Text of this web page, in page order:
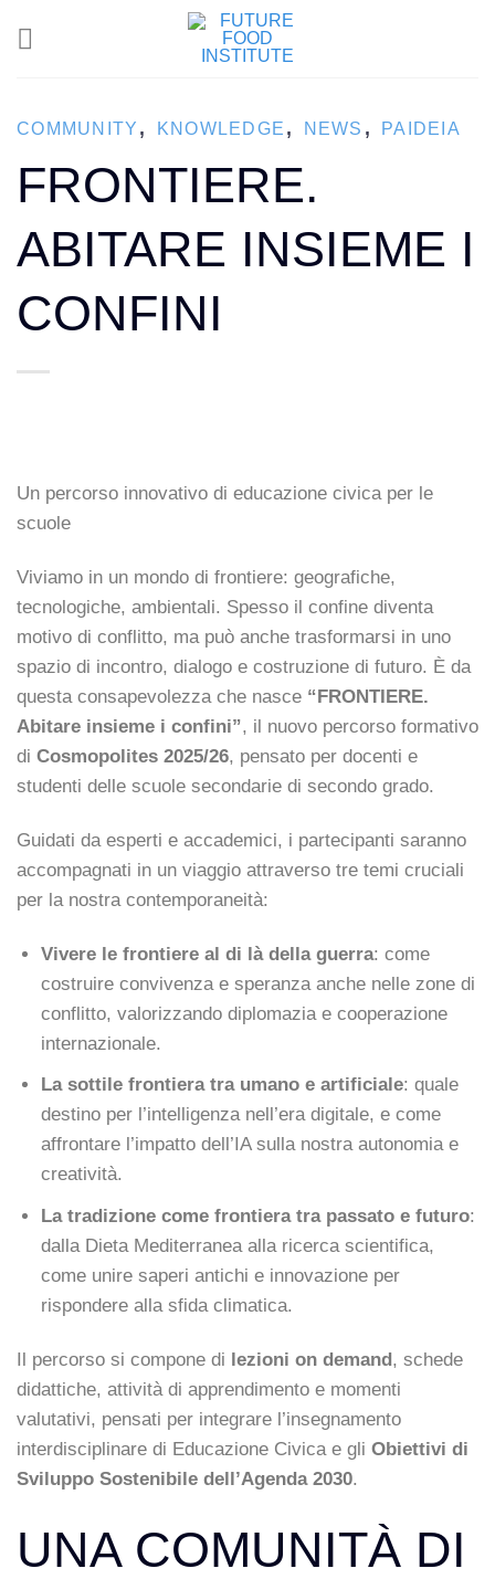
COMMUNITY , KNOWLEDGE , NEWS , PAIDEIA
FRONTIERE.
ABITARE INSIEME I
CONFINI
Un percorso innovativo di educazione civica per le
scuole
Viviamo in un mondo di frontiere: geografiche,
tecnologiche, ambientali. Spesso il confine diventa
motivo di conflitto, ma può anche trasformarsi in uno
spazio di incontro, dialogo e costruzione di futuro. È da
questa consapevolezza che nasce “FRONTIERE.
Abitare insieme i confini”, il nuovo percorso formativo
di Cosmopolites 2025/26, pensato per docenti e
studenti delle scuole secondarie di secondo grado.
Guidati da esperti e accademici, i partecipanti saranno
accompagnati in un viaggio attraverso tre temi cruciali
per la nostra contemporaneità:
Vivere le frontiere al di là della guerra: come
costruire convivenza e speranza anche nelle zone di
conflitto, valorizzando diplomazia e cooperazione
internazionale.
La sottile frontiera tra umano e artificiale: quale
destino per l’intelligenza nell’era digitale, e come
affrontare l’impatto dell’IA sulla nostra autonomia e
creatività.
La tradizione come frontiera tra passato e futuro:
dalla Dieta Mediterranea alla ricerca scientifica,
come unire saperi antichi e innovazione per
rispondere alla sfida climatica.
Il percorso si compone di lezioni on demand, schede
didattiche, attività di apprendimento e momenti
valutativi, pensati per integrare l’insegnamento
interdisciplinare di Educazione Civica e gli Obiettivi di
Sviluppo Sostenibile dell’Agenda 2030.
UNA COMUNITÀ DI